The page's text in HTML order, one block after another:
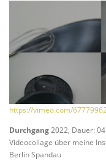
https://vimeo.com/
Durchgang2022, Dauer:
Videocollage über meine
Berlin Spandau